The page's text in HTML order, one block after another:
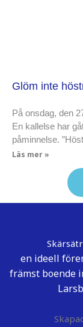
Glöm inte
På onsdag, den
En kallelse har
påminnelse.
Läs mer »
en ideell
främst boende